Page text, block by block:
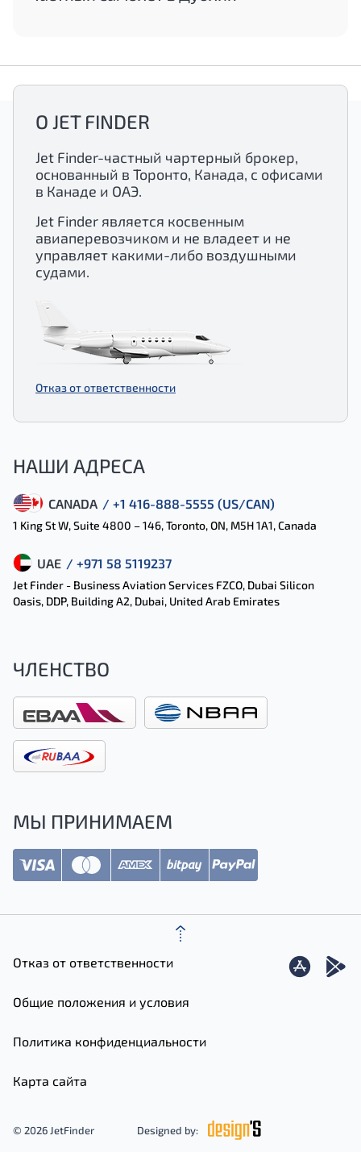
О JET FINDER
Jet Finder-частный чартерный брокер,
основанный в Торонто, Канада, с офисами
в Канаде и ОАЭ.
Jet Finder является косвенным
авиаперевозчиком и не владеет и не
управляет какими-либо воздушными
судами.
Отказ от ответственности
НАШИ АДРЕСА
CANADA / +1 416-888-5555 (US/CAN)
1 King St W, Suite 4800 – 146, Toronto, ON, M5H 1A1, Canada
UAE / +971 58 5119237
Jet Finder - Business Aviation Services FZCO, Dubai Silicon
Oasis, DDP, Building A2, Dubai, United Arab Emirates
ЧЛЕНСТВО
МЫ ПРИНИМАЕМ
Отказ от ответственности
Общие положения и условия
Политика конфиденциальности
Карта сайта
© 2026 JetFinder Designed by: